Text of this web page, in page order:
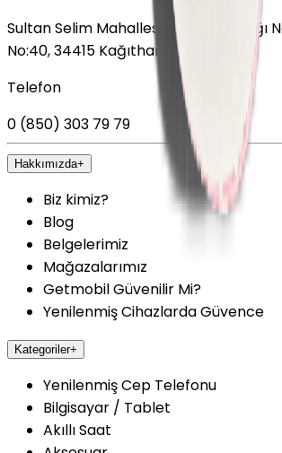
Sultan Selim Mahallesi, Lalegül Sokağı
No:40, 34415 Kağıthane/İstanbul
Telefon
0 (850) 303 79 79
Hakkımızda+
Biz kimiz?
Blog
Belgelerimiz
Mağazalarımız
Getmobil Güvenilir Mi?
Yenilenmiş Cihazlarda Güvence
Kategoriler+
Yenilenmiş Cep Telefonu
Bilgisayar / Tablet
Akıllı Saat